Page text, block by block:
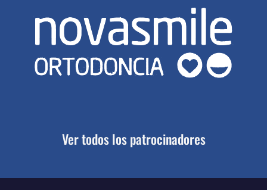
Ver todos los patrocinadores